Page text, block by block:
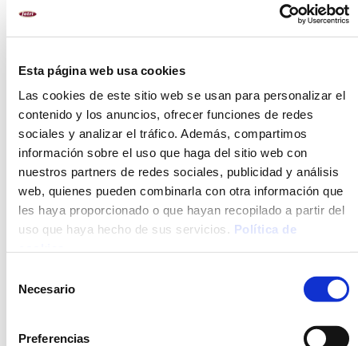
Esta página web usa cookies
Las cookies de este sitio web se usan para personalizar el
contenido y los anuncios, ofrecer funciones de redes
sociales y analizar el tráfico. Además, compartimos
información sobre el uso que haga del sitio web con
nuestros partners de redes sociales, publicidad y análisis
web, quienes pueden combinarla con otra información que
les haya proporcionado o que hayan recopilado a partir del
uso que haya hecho de sus servicios. Política de
Necesario
Preferencias
ALÉRGENOS
Leche y sus derivados (incluida la lactosa)
Apio y productos derivados
Cereales que contengan gluten y productos derivados.
Huevos y productos a base de huevo
MÉTODO DE PREPARACIÓN